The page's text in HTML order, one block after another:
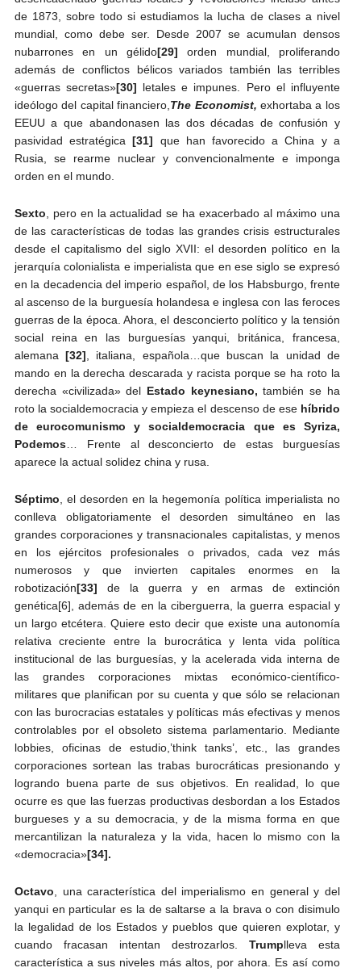
de 1873, sobre todo si estudiamos la lucha de clases a nivel
mundial, como debe ser. Desde 2007 se acumulan densos
nubarrones en un gélido[29]orden mundial, proliferando
además de conflictos bélicos variados también las terribles
«guerras secretas»[30] letales e impunes. Pero el influyente
ideólogo del capital financiero, The Economist, exhortaba a los
EEUU a que abandonasen las dos décadas de confusión y
pasividad estratégica[31] que han favorecido a China y a
Rusia, se rearme nuclear y convencionalmente e imponga
orden en el mundo.
Sexto , pero en la actualidad se ha exacerbado al máximo una
de las características de todas las grandes crisis estructurales
desde el capitalismo del siglo XVII: el desorden político en la
jerarquía colonialista e imperialista que en ese siglo se expresó
en la decadencia del imperio español, de los Habsburgo, frente
al ascenso de la burguesía holandesa e inglesa con las feroces
guerras de la época. Ahora, el desconcierto político y la tensión
social reina en las burguesías yanqui, británica, francesa,
alemana[32] , italiana, española…que buscan la unidad de
mando en la derecha descarada y racista porque se ha roto la
derecha «civilizada» del Estado keynesiano, también se ha
roto la socialdemocracia y empieza el descenso de ese híbrido
de eurocomunismo y socialdemocracia que es Syriza,
Podemos… Frente al desconcierto de estas burguesías
aparece la actual solidez china y rusa.
Séptimo , el desorden en la hegemonía política imperialista no
conlleva obligatoriamente el desorden simultáneo en las
grandes corporaciones y transnacionales capitalistas, y menos
en los ejércitos profesionales o privados, cada vez más
numerosos y que invierten capitales enormes en la
robotización[33] de la guerra y en armas de extinción
genética[6], además de en la ciberguerra, la guerra espacial y
un largo etcétera. Quiere esto decir que existe una autonomía
relativa creciente entre la burocrática y lenta vida política
institucional de las burguesías, y la acelerada vida interna de
las grandes corporaciones mixtas económico-científico-
militares que planifican por su cuenta y que sólo se relacionan
con las burocracias estatales y políticas más efectivas y menos
controlables por el obsoleto sistema parlamentario. Mediante
lobbies, oficinas de estudio,’think tanks’, etc., las grandes
corporaciones sortean las trabas burocráticas presionando y
logrando buena parte de sus objetivos. En realidad, lo que
ocurre es que las fuerzas productivas desbordan a los Estados
burgueses y a su democracia, y de la misma forma en que
mercantilizan la naturaleza y la vida, hacen lo mismo con la
«democracia»[34].
Octavo , una característica del imperialismo en general y del
yanqui en particular es la de saltarse a la brava o con disimulo
la legalidad de los Estados y pueblos que quieren explotar, y
cuando fracasan intentan destrozarlos. Trumplleva esta
característica a sus niveles más altos, por ahora. Es así como